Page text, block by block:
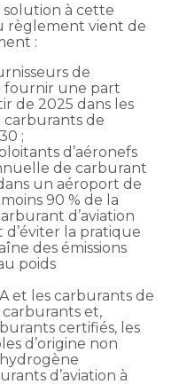
à cette
règlement vient de
:
de
fournir une part
de 2025 dans les
carburants de
;
d’aéronefs
de carburant
un aéroport de
90 % de la
d’aviation
d’éviter la pratique
des émissions
poids
et les carburants de
et,
certifiés, les
d’origine non
d’aviation à